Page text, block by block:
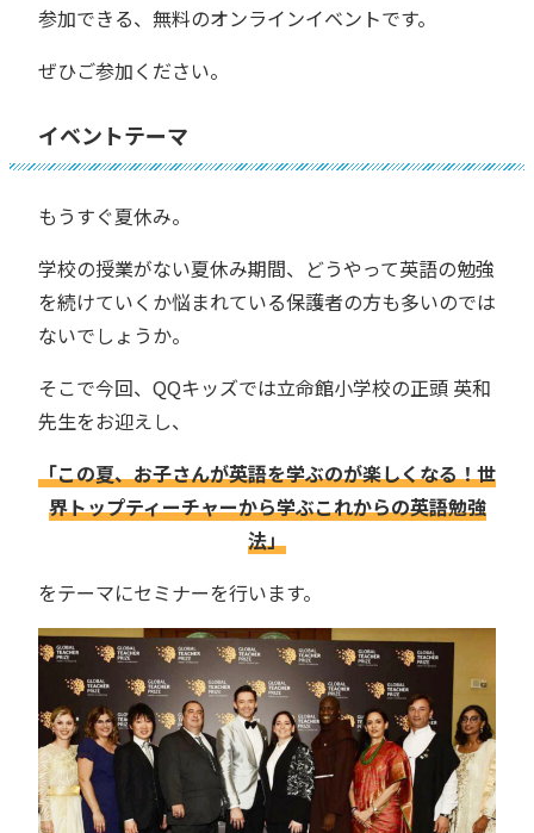
参加できる、無料のオンラインイベントです。
ぜひご参加ください。
イベントテーマ
もうすぐ夏休み。
学校の授業がない夏休み期間、どうやって英語の勉強
を続けていくか悩まれている保護者の方も多いのでは
ないでしょうか。
そこで今回、QQキッズでは立命館小学校の正頭 英和
先生をお迎えし、
「この夏、お子さんが英語を学ぶのが楽しくなる！世
界トップティーチャーから学ぶこれからの英語勉強
法」
をテーマにセミナーを行います。